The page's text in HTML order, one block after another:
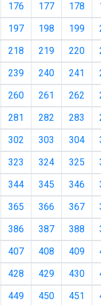
176 177 178
197 198 199
218 219 220
239 240 241
260 261 262
281 282 283
302 303 304
323 324 325
344 345 346
365 366 367
386 387 388
407 408 409
428 429 430
449 450 451